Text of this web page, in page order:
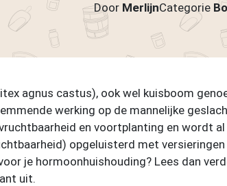
Door MerlijnCategorie
agnus castus), ook wel kuisboom
werking op de mannelijke
en voortplanting en wordt
opgeluisterd met
je hormoonhuishouding? Lees dan
uit.